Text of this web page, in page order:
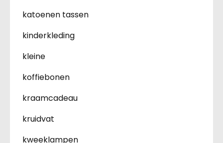
katoenen tassen
kinderkleding
kleine
koffiebonen
kraamcadeau
kruidvat
kweeklampen